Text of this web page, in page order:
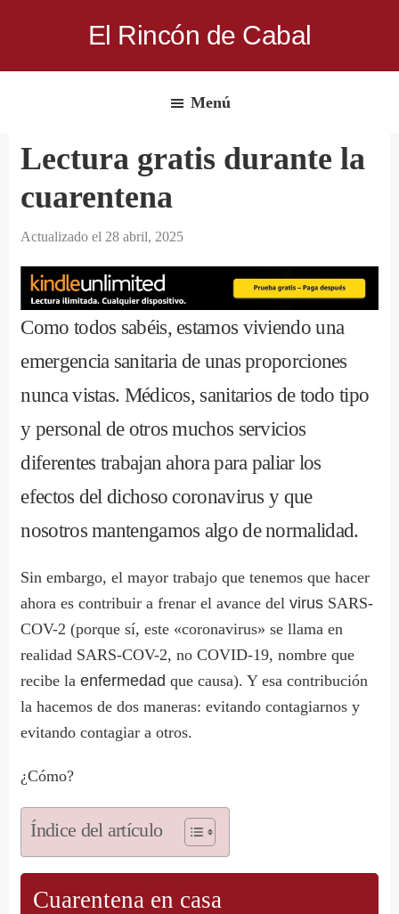
El Rincón de Cabal
reúnen
hablar
libros
ficción
Menú
Lectura gratis durante la
cuarentena
Actualizado el 28 abril, 2025
Como todos sabéis, estamos viviendo una
emergencia sanitaria de unas proporciones
nunca vistas. Médicos, sanitarios de todo tipo
y personal de otros muchos servicios
diferentes trabajan ahora para paliar los
efectos del dichoso coronavirus y que
nosotros mantengamos algo de normalidad.
Sin embargo, el mayor trabajo que tenemos que hacer
ahora es contribuir a frenar el avance delvirus SARS-
COV-2 (porque sí, este «coronavirus» se llama en
realidad SARS-COV-2, no COVID-19, nombre que
recibe laenfermedad que causa). Y esa contribución
la hacemos de dos maneras: evitando contagiarnos y
evitando contagiar a otros.
¿Cómo?
Índice del artículo
Cuarentena en casa